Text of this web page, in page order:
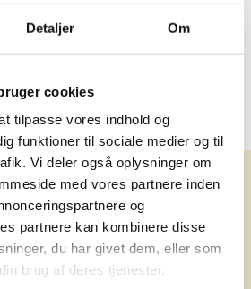
Detaljer Om
cookies
tilpasse vores indhold og
funktioner til sociale medier og til
Vi deler også oplysninger om
med vores partnere inden
og
partnere kan kombinere disse
du har givet dem, eller som
brug af deres tjenester.
665C
nyhedsbrev med
tilbud, nye varer og
godt
og nyskabende gaveidéer